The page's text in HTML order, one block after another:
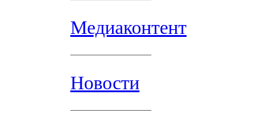
Медиаконтент
Новости